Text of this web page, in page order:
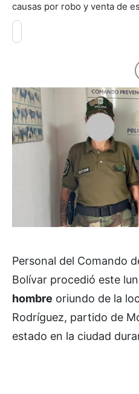
causas por robo y venta de
Personal del Comando
Bolívar procedió este
hombre oriundo de la
Rodríguez, partido de
estado en la ciudad